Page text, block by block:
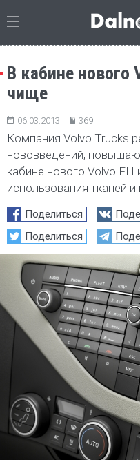
В кабине нового
чище
06.03.2013 369
Компания Volvo Trucks
нововведений,
кабине нового Volvo
использования тканей
Поделиться
Поделиться